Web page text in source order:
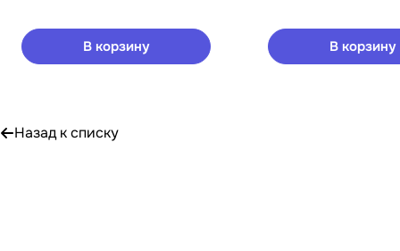
В корзину В корзину
Назад к списку